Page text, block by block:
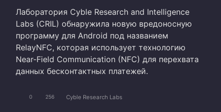
Лаборатория Cyble Research and Intelligence
Labs (CRIL) обнаружила новую вредоносную
программу для Android под названием
RelayNFC, которая использует технологию
Near-Field Communication (NFC) для перехвата
данных бесконтактных платежей.
0 256 Cyble Research Labs